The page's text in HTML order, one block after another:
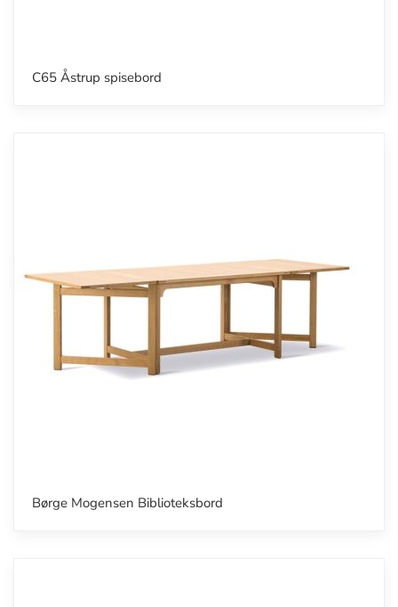
C65 Åstrup spisebord
Børge Mogensen Biblioteksbord